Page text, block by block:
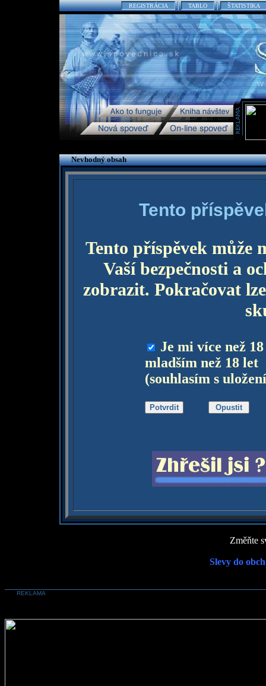
REGISTRÁCIA TABLO ŠTATISTIKA
Nevhodný obsah
Tento
Tento příspěvek může
Vaší bezpečnosti a
zobrazit. Pokračovat
Je mi více než
mladším než 18 let
(souhlasím s
Změňte
Slevy do
REKLAMA